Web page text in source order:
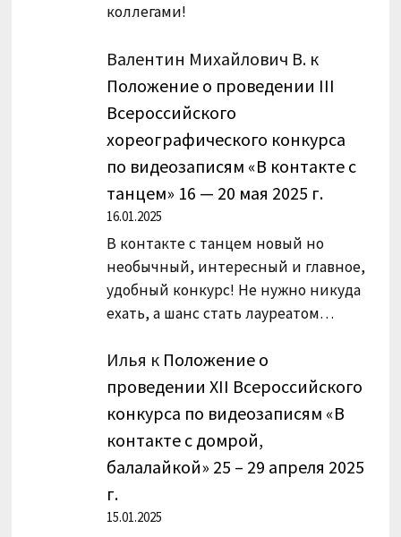
коллегами!
Валентин Михайлович В. к
Положение о проведении III
Всероссийского
хореографического конкурса
по видеозаписям «В контакте с
танцем» 16 — 20 мая 2025 г.
16.01.2025
В контакте с танцем новый но
необычный, интересный и главное,
удобный конкурс! Не нужно никуда
ехать, а шанс стать лауреатом…
Илья к Положение о
проведении XII Всероссийского
конкурса по видеозаписям «В
контакте с домрой,
балалайкой» 25 – 29 апреля 2025
г.
15.01.2025